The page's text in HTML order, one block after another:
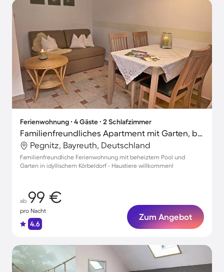
Ferienwohnung ∙ 4 Gäste ∙ 2 Schlafzimmer
Familienfreundliches Apartment mit Garten, beheiztem Pool und Grill | Haustierfreundlich
Pegnitz, Bayreuth, Deutschland
Familienfreundliche Ferienwohnung mit beheiztem Pool und
Garten in idyllischem Körbeldorf - Haustiere willkommen!
ab 99 €
pro Nacht
4.6
Zum Angebot